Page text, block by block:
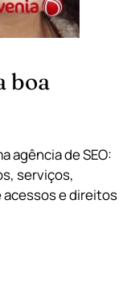
boa
agência de SEO:
serviços,
e direitos